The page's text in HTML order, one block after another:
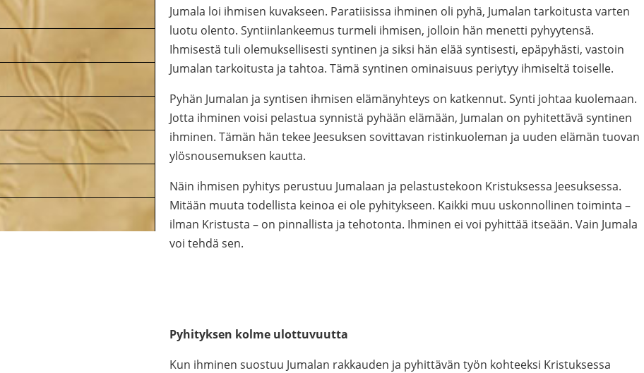
Jumala loi ihmisen kuvakseen. Paratiisissa ihminen oli pyhä, Jumalan tarkoitusta varten
luotu olento. Syntiinlankeemus turmeli ihmisen, jolloin hän menetti pyhyytensä.
Ihmisestä tuli olemuksellisesti syntinen ja siksi hän elää syntisesti, epäpyhästi, vastoin
Jumalan tarkoitusta ja tahtoa. Tämä syntinen ominaisuus periytyy ihmiseltä toiselle.
Pyhän Jumalan ja syntisen ihmisen elämänyhteys on katkennut. Synti johtaa kuolemaan.
Jotta ihminen voisi pelastua synnistä pyhään elämään, Jumalan on pyhitettävä syntinen
ihminen. Tämän hän tekee Jeesuksen sovittavan ristinkuoleman ja uuden elämän tuovan
ylösnousemuksen kautta.
Näin ihmisen pyhitys perustuu Jumalaan ja pelastustekoon Kristuksessa Jeesuksessa.
Mitään muuta todellista keinoa ei ole pyhitykseen. Kaikki muu uskonnollinen toiminta –
ilman Kristusta – on pinnallista ja tehotonta. Ihminen ei voi pyhittää itseään. Vain Jumala
voi tehdä sen.
Pyhityksen kolme ulottuvuutta
Kun ihminen suostuu Jumalan rakkauden ja pyhittävän työn kohteeksi Kristuksessa